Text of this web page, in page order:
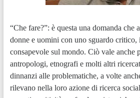
“Che fare?”: è questa una domanda che accompagna spesso donne e uomini con uno sguardo critico, investigativo, attivo e consapevole sul mondo. Ciò vale anche per sociologi, antropologi, etnografi e molti altri ricercatori e ricercatrici che, dinnanzi alle problematiche, a volte anche molto gravi, che rilevano nella loro azione di ricerca sociale, soprattutto in territori esposti a criticità profonde e sistemiche, si interrogano su come rilevare, sul piano metodologico, quella complessità. Si interrogano però anche se, come e con chi intervenire per sviluppare le azioni utili ad individuare le possibili soluzioni alle criticità riscontrate. Attivarsi per intervenire in modo qualificato e partecipato nella realtà sociale allo scopo di superare le gravi problematiche rilevate mediante la ricerca. Una conoscenza critica che si unisce ad una coscienza consapevole del ruolo sociale del ricercatore e che non si limita a fotografare la realtà o a scomporla per analizzarla, ma interviene in essa organizzando percorsi e agenti di un cambiamento partecipato e innovativo. Una ricerca sociale che si ispira a modalità innovative, qualificate e partecipative di azione sociale che hanno una lunga e affascinante tradizione (…). D’altro canto, una delle metodologie di ricerca sociale sul campo più affascinanti, sorta in ambito antropologico, ossia l’osservazione partecipante, consente al ricercatore di entrare direttamente nella realtà sociale che intende investigare e di sviluppare delle interazioni sociali influenti con tutti i soggetti che ne fanno parte. Una sociologia, dunque, qualificata, attiva, coerente, propositiva e trasformativa. Si pensi ad esempio all’accesso delle donne al sistema educativo, ai processi di inclusione sociale ed economica dei migranti nei paesi occidentali e, in particolare, in quelli governati da forze politiche che si ispirano al sovranismo trumpiano o salviniano, alla tratta internazionale a scopo di sfruttamento lavorativo e sessuale, all’accesso all’assistenza sanitaria universale, al contrasto alle nuove forme di povertà, alle organizzazioni mafiose e alle nuove forme di schiavitù. Si potrebbe continuare a lungo citando la questione ambientale, tematica oggi di portata globale sulla quale è possibile attivare molte forze e risorse sociali, la difesa dei beni comuni, del patrimonio culturale immateriale o le azioni volte a contrastare il diffondersi e radicalizzarsi del terrorismo di varia matrice. Problematiche non secondarie, le quali sono esse stesse in primis alla ricerca, probabilmente, di un rinnovato e qualificato protagonismo da parte di cittadini e organizzazioni sociali che, soprattutto in Occidente, sembrano essere entrate in crisi nel corso degli ultimi venti anni, contribuendo all’ascesa di movimenti xenofobi, nazionalisti e negazionisti (ad esempio del climate change). Si tratta di tematiche da sempre trattate dalla sociologia sulle quali, però, si può intervenire solo sviluppando un’azione sociale matura, consapevole, attenta e determinata. Si può restare solo ricercatori dinnanzi ad un uomo che racconta di lavorare quattordici ore al giorno tutti i giorni del mese per una retribuzione massima di 300 euro? Si può solo raccogliere e pubblicare, in un saggio o su un quotidiano, la storia di una donna migrante obbligata a lavorare in alcune aziende agricole siciliane per dodici ore e poi costretta a subire ricatti e violenze sessuali? Si può restare fermi sui contenuti espressi in un focus group quando i membri dello stesso sono uomini, ad esempio braccianti indiani, co-stretti ad assumere sostanze dopanti come metanfetamine, oppio e antispastici per lavorare come schiavi nelle campagne dell’Agro Pontino (Migranti e Diritti, 2016)? La ricerca sociale deve saper approfondire, penetrare i fenomeni sociali che intende studiare, coglierne gli aspetti più diversi, raccontarli alla platea ristretta degli addetti ai lavori. Questo lavoro però può non es-sere sufficiente. La sociologia e non solo deve, infatti, anche avere la maturità e la capacità di interrogarsi, immaginare, progettare soluzioni possibili alle problematiche che incontra attraverso una metodologia capace di includere e, perciò, di rendere partecipi i soggetti protagonisti delle questioni che affronta. Una sociologia, quindi, su tre gambe. La prima è la ricerca, la seconda l’elaborazione partecipata delle soluzioni migliori ai problemi rilevati; la terza propone l’innesco di processi attivi di cambiamento partecipato. Il testo di Jan Marie Fritz, Principi fondamentali dell’intervento comunitario, è coerente con questo approccio (…); un testo che ispira la crescita della disciplina e del ricercatore al punto da consentire ad entrambi di superare ogni asfissia partecipativa ed invece di respirare a pieni polmoni l’aria dell’azione sociale, dell’impegno volto al cambiamento, capace di unire l’aspirazione alla trasformazione con la ricerca, l’approfondimento, l’analisi rigorosa e la partecipazione. Una sociologia in sostanza non solo clinica, ma anche elaborativa di una visione del mondo centrata sulle grandi ispirazioni dell’uomo, a partire dalla pace e dalla giustizia sociale. È così ad esempio che in provincia di Latina, ad appena cento chilometri da Roma, una comunità di circa trentamila indiani, (da circa trenta anni costretti a lavorare come braccianti agricoli in condizioni di grave sfruttamento lavorativo, emarginati, a volte ridotti in schiavitù, vittime in alcuni casi di tratta internazionale), con l’ausilio della ricerca sociale e delle esperienze più avanzate del sindacalismo di strada, ha saputo organizzare attività sperimentali, innovative e d’avanguardia anche sul piano metodologico, di contrasto a tali fenomeni, che hanno incluso la denuncia sindacale e sociale anche nei riguardi di importanti organizza-zioni mafiose. Un’azione di ricerca che ha sollecitato la consapevolezza di sé di una comunità migrante schiacciata dentro una nicchia occupazione, quella del bracciantato, obbligata ad accettare emarginazione, sfrutta-mento, caporalato, umiliazioni continue e gravi forme di punizione. Molti sono stati i braccianti indiani obbligati a chiamare “padrone” il loro datore di lavoro italiano, a fare tre passi indietro dinnanzi al “capo”, a subire punizioni corporali, ad accettare retribuzioni orarie che arrivavano a 50 centesimi l’ora per lavorare anche sedici ore al giorno per tutti i giorni del mese. Non è casuale se questa condizione, secondo l’osservatorio Placido Rizzotto (2018), coinvolge solo in Italia e solo in agricoltura, circa 450mila persone di cui circa 130mila vivono condizioni para schiavistiche. Secondo, invece, il rapporto Agromafie di Eurispes il relativo business criminale per il 2019 ammonta a circa 24,5 miliardi di